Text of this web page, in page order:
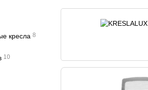
кресла 8
10